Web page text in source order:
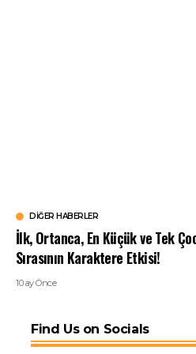
DIĞER HABERLER
İlk, Ortanca, En Küçük ve Tek
Sırasının Karaktere Etkisi!
10 ay Önce
Find Us on Socials